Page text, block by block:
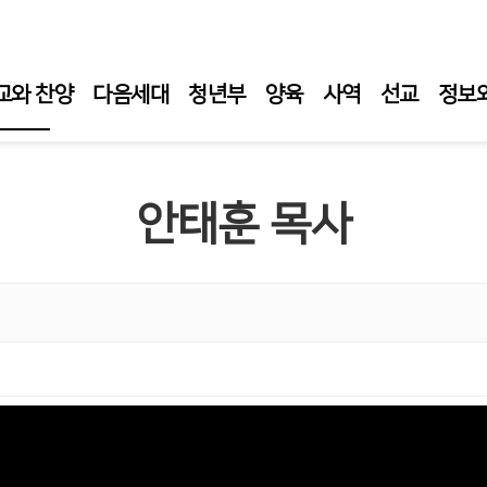
와 찬양
새벽 기도회
다음세대 청년부 양육 사역 선교 정보
안태훈 목사